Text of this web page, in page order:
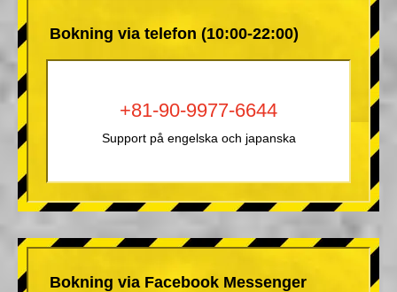
Bokning via telefon (10:00-22:00)
+81-90-9977-6644
Support på engelska och japanska
Bokning via Facebook Messenger